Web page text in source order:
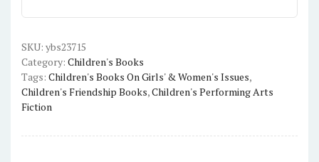
Not-
So-
Glam
TV
quantity
SKU: ybs23715
Category: Children's Books
Tags: Children's Books On Girls' & Women's Issues,
Children's Friendship Books,Children's Performing Arts
Fiction